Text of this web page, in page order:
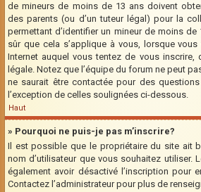
de mineurs de moins de 13 ans doivent
des parents (ou d’un tuteur légal) pour la
permettant d’identifier un mineur de moins de
sûr que cela s’applique à vous, lorsque
Internet auquel vous tentez de vous inscrire,
légale. Notez que l’équipe du forum ne peut
ne saurait être contactée pour des
l’exception de celles soulignées ci-dessous.
Haut
» Pourquoi ne puis-je pas m’inscrire?
Il est possible que le propriétaire du site ait
nom d’utilisateur que vous souhaitez utiliser.
également avoir désactivé l’inscription pour
Contactez l’administrateur pour plus de